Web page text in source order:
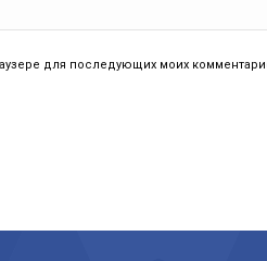
для последующих моих